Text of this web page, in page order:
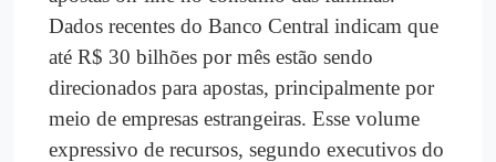
Dados recentes do Banco Central indicam que
até R$ 30 bilhões por mês estão sendo
direcionados para apostas, principalmente por
meio de empresas estrangeiras. Esse volume
expressivo de recursos, segundo executivos do